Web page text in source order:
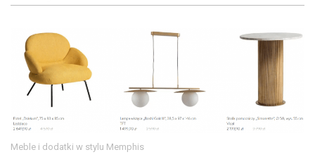
Meble i dodatki w stylu Memphis